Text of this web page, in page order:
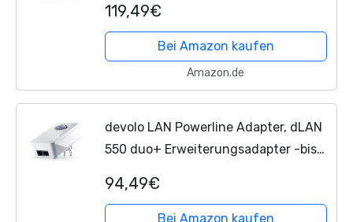
Verstärker, WLAN Steckdose, 1x LAN
Anschluss, weiß
119,49€
Bei Amazon kaufen
Amazon.de
devolo LAN Powerline Adapter, dLAN
550 duo+ Erweiterungsadapter -bis
Steckdose, 2x LAN Anschluss, weiß
94,49€
Bei Amazon kaufen